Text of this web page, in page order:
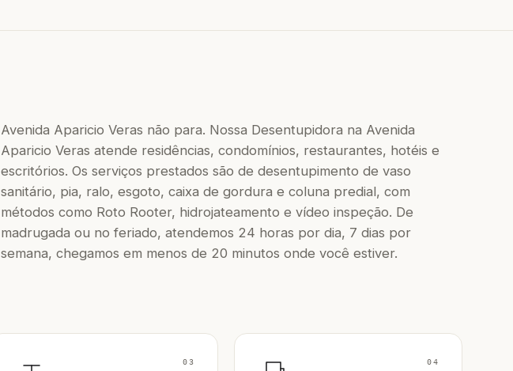
Avenida Aparicio Veras não para. Nossa Desentupidora na Avenida
Aparicio Veras atende residências, condomínios, restaurantes, hotéis e
escritórios. Os serviços prestados são de desentupimento de vaso
sanitário, pia, ralo, esgoto, caixa de gordura e coluna predial, com
métodos como Roto Rooter, hidrojateamento e vídeo inspeção. De
madrugada ou no feriado, atendemos 24 horas por dia, 7 dias por
semana, chegamos em menos de 20 minutos onde você estiver.
03 04